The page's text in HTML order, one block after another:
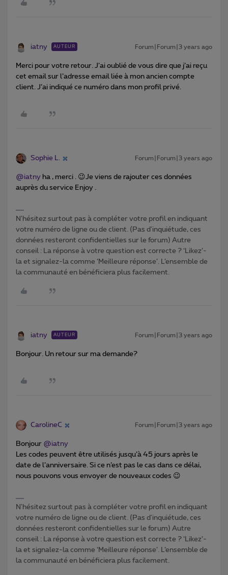
iatny AUTEUR Forum|Forum|3 years ago
Merci pour votre retour. J’ai oublié de vous dire que j’ai reçu
cet email sur l’adresse email liée à mon ancien compte
client. J’ai indiqué ce numéro dans mon profil privé.
Sophie L. Forum|Forum|3 years ago
@iatny ha , merci . 😉Je viens de rajouter ces données
auprès du service Enjoy .
N'hésitez surtout pas à compléter votre profil en indiquant
votre numéro de ligne ou de client. (Pas d'inquiétude, ces
données resteront confidentielles sur le forum) Autre
conseil : La réponse à votre question est correcte ? ‘Likez’-
la et signalez-la comme ‘Meilleure réponse’. L’ensemble de
la communauté en bénéficiera plus facilement.
iatny AUTEUR Forum|Forum|3 years ago
Bonjour. Un retour sur ma demande?
CarolineC Forum|Forum|3 years ago
Bonjour @iatny
Les codes peuvent être utilisés jusqu’à 45 jours après le
date de l’anniversaire. Si ce n’est pas le cas dans ce délai,
nous pouvons vous envoyer de nouveaux codes 😉
N'hésitez surtout pas à compléter votre profil en indiquant
votre numéro de ligne ou de client. (Pas d'inquiétude, ces
données resteront confidentielles sur le forum) Autre
conseil : La réponse à votre question est correcte ? ‘Likez’-
la et signalez-la comme ‘Meilleure réponse’. L’ensemble de
la communauté en bénéficiera plus facilement.